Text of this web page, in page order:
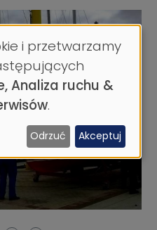
i przetwarzamy
Analiza ruchu &
.
Odrzuć Akceptuj